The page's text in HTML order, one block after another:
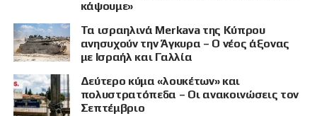
κάψουμε»
Τα ισραηλινά Merkava της Κύπρου
ανησυχούν την Άγκυρα – Ο νέος άξονας
με Ισραήλ και Γαλλία
Δεύτερο κύμα «λουκέτων» και
πολυστρατόπεδα – Οι ανακοινώσεις τον
Σεπτέμβριο